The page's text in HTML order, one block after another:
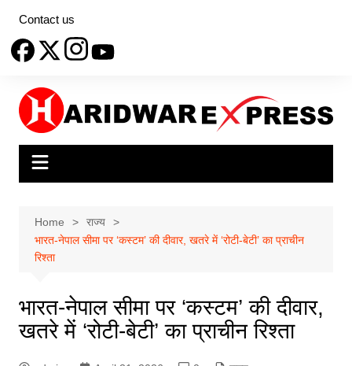
content
Contact us
Home
राज्य
भारत-नेपाल सीमा पर ‘कस्टम’ की दीवार, खतरे में ‘रोटी-बेटी’ का प्राचीन
रिश्ता
भारत-नेपाल सीमा पर ‘कस्टम’ की दीवार,
खतरे में ‘रोटी-बेटी’ का प्राचीन रिश्ता